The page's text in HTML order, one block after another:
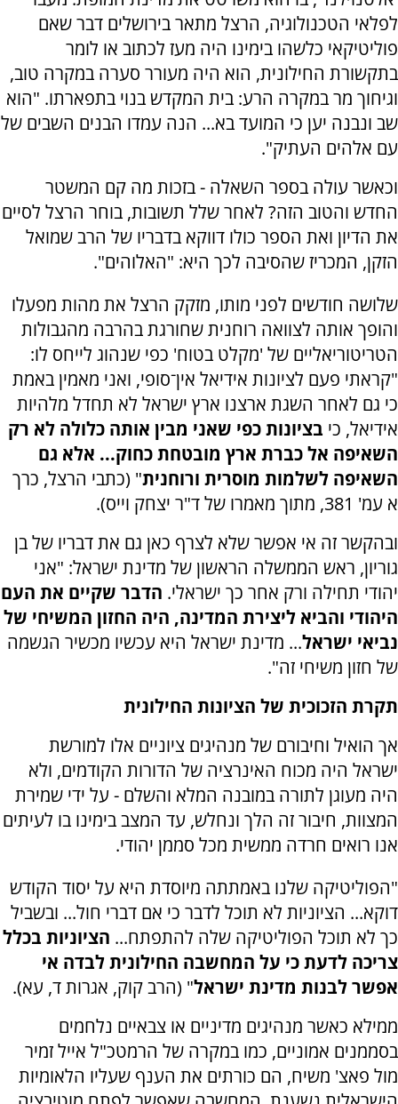
לפלאי הטכנולוגיה, הרצל מתאר בירושלים דבר שאם
פוליטיקאי כלשהו בימינו היה מעז לכתוב או לומר
בתקשורת החילונית, הוא היה מעורר סערה במקרה טוב,
וגיחוך מר במקרה הרע: בית המקדש בנוי בתפארתו. "הוא
שב ונבנה יען כי המועד בא... הנה עמדו הבנים השבים של
עם אלהים העתיק".
וכאשר עולה בספר השאלה - בזכות מה קם המשטר
החדש והטוב הזה? לאחר שלל תשובות, בוחר הרצל לסיים
את הדיון ואת הספר כולו דווקא בדבריו של הרב שמואל
הזקן, המכריז שהסיבה לכך היא: "האלוהים".
שלושה חודשים לפני מותו, מזקק הרצל את מהות מפעלו
והופך אותה לצוואה רוחנית שחורגת בהרבה מהגבולות
הטריטוריאליים של 'מקלט בטוח' כפי שנהוג לייחס לו:
"קראתי פעם לציונות אידיאל אין־סופי, ואני מאמין באמת
כי גם לאחר השגת ארצנו ארץ ישראל לא תחדל מלהיות
אידיאל, כי בציונות כפי שאני מבין אותה כלולה לא רק
השאיפה אל כברת ארץ מובטחת כחוק... אלא גם
השאיפה לשלמות מוסרית ורוחנית" (כתבי הרצל, כרך
א עמ' 381, מתוך מאמרו של ד"ר יצחק וייס).
ובהקשר זה אי אפשר שלא לצרף כאן גם את דבריו של בן
גוריון, ראש הממשלה הראשון של מדינת ישראל: "אני
יהודי תחילה ורק אחר כך ישראלי. הדבר שקיים את העם
היהודי והביא ליצירת המדינה, היה החזון המשיחי של
נביאי ישראל... מדינת ישראל היא עכשיו מכשיר הגשמה
של חזון משיחי זה".
תקרת הזכוכית של הציונות החילונית
אך הואיל וחיבורם של מנהיגים ציוניים אלו למורשת
ישראל היה מכוח האינרציה של הדורות הקודמים, ולא
היה מעוגן לתורה במובנה המלא והשלם - על ידי שמירת
המצוות, חיבור זה הלך ונחלש, עד המצב בימינו בו לעיתים
אנו רואים חרדה ממשית מכל סממן יהודי.
"הפוליטיקה שלנו באמתתה מיוסדת היא על יסוד הקודש
דוקא... הציוניות לא תוכל לדבר כי אם דברי חול... ובשביל
כך לא תוכל הפוליטיקה שלה להתפתח... הציוניות בכלל
צריכה לדעת כי על המחשבה החילונית לבדה אי
אפשר לבנות מדינת ישראל" (הרב קוק, אגרות ד, עא).
ממילא כאשר מנהיגים מדיניים או צבאיים נלחמים
בסממנים אמוניים, כמו במקרה של הרמטכ"ל אייל זמיר
מול פאצ' משיח, הם כורתים את הענף שעליו הלאומיות